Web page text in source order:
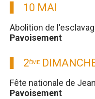
10 MAI
Abolition de
Pavoisement
2ÈME
Fête nationale de
Pavoisement